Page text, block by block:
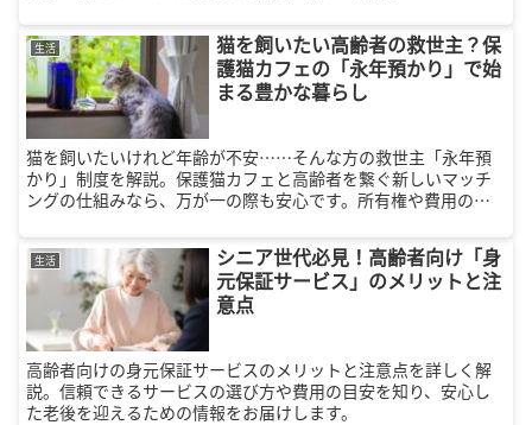
生活
猫を飼いたい高齢者の救世主？保
護猫カフェの「永年預かり」で始
まる豊かな暮らし
猫を飼いたいけれど年齢が不安……そんな方の救世主「永年預
かり」制度を解説。保護猫カフェと高齢者を繋ぐ新しいマッチ
ングの仕組みなら、万が一の際も安心です。所有権や費用の仕
猫と共に歩む、豊かで健康的な第二の人生をスタートさせませ
んか？
生活
シニア世代必見！高齢者向け「身
元保証サービス」のメリットと注
意点
高齢者向けの身元保証サービスのメリットと注意点を詳しく解
説。信頼できるサービスの選び方や費用の目安を知り、安心し
た老後を迎えるための情報をお届けします。